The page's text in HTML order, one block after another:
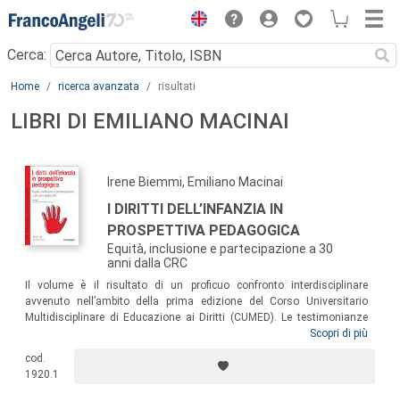
Menu
Cerca:
Main content
Home ricerca avanzata risultati
LIBRI DI EMILIANO MACINAI
Irene Biemmi, Emiliano Macinai
I DIRITTI DELL’INFANZIA IN
PROSPETTIVA PEDAGOGICA
Equità, inclusione e partecipazione a 30
anni dalla CRC
Il volume è il risultato di un proficuo confronto interdisciplinare
avvenuto nell’ambito della prima edizione del Corso Universitario
Multidisciplinare di Educazione ai Diritti (CUMED). Le testimonianze
raccolte hanno dato vita a un progetto editoriale che pone al centro
dell’infanzia, offrendo un’occasione di approfondimento tematico utile
a tutti coloro che, a vario titolo, si interessano dei diritti dell’infanzia, in
Scopri di più
cod.
1920.1